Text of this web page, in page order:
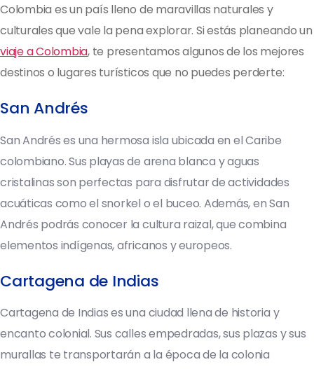
Colombia es un país lleno de maravillas naturales y
culturales que vale la pena explorar. Si estás planeando un
viaje a Colombia, te presentamos algunos de los mejores
destinos o lugares turísticos que no puedes perderte:
San Andrés
San Andrés es una hermosa isla ubicada en el Caribe
colombiano. Sus playas de arena blanca y aguas
cristalinas son perfectas para disfrutar de actividades
acuáticas como el snorkel o el buceo. Además, en San
Andrés podrás conocer la cultura raizal, que combina
elementos indígenas, africanos y europeos.
Cartagena de Indias
Cartagena de Indias es una ciudad llena de historia y
encanto colonial. Sus calles empedradas, sus plazas y sus
murallas te transportarán a la época de la colonia